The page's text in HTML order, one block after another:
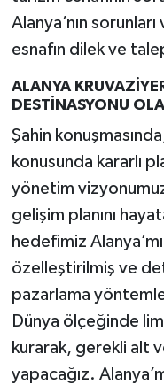
Alanya’nın
esnafın dilek ve
ALANYA
DESTİNASYONU
Şahin
konusunda kararlı
yönetim
gelişim planını
hedefimiz
özelleştirilmiş ve
pazarlama
Dünya ölçeğinde
kurarak, gerekli alt
yapacağız.